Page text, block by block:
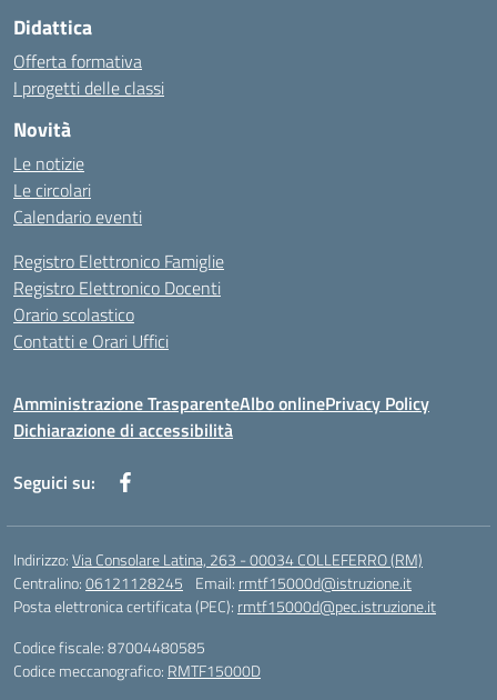
Didattica
Offerta formativa
I progetti delle classi
Novità
Le notizie
Le circolari
Calendario eventi
Registro Elettronico Famiglie
Registro Elettronico Docenti
Orario scolastico
Contatti e Orari Uffici
Amministrazione TrasparenteAlbo onlinePrivacy Policy
Dichiarazione di accessibilità
Seguici su:
Indirizzo:Via Consolare Latina, 263 - 00034 COLLEFERRO (RM)
Centralino:06121128245 Email: rmtf15000d@istruzione.it
Posta elettronica certificata (PEC): rmtf15000d@pec.istruzione.it
Codice fiscale: 87004480585
Codice meccanografico: RMTF15000D